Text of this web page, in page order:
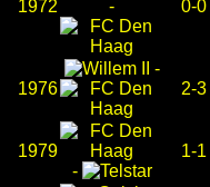
1972 - 0-0
1976
-
2-3
1979
-
1-1